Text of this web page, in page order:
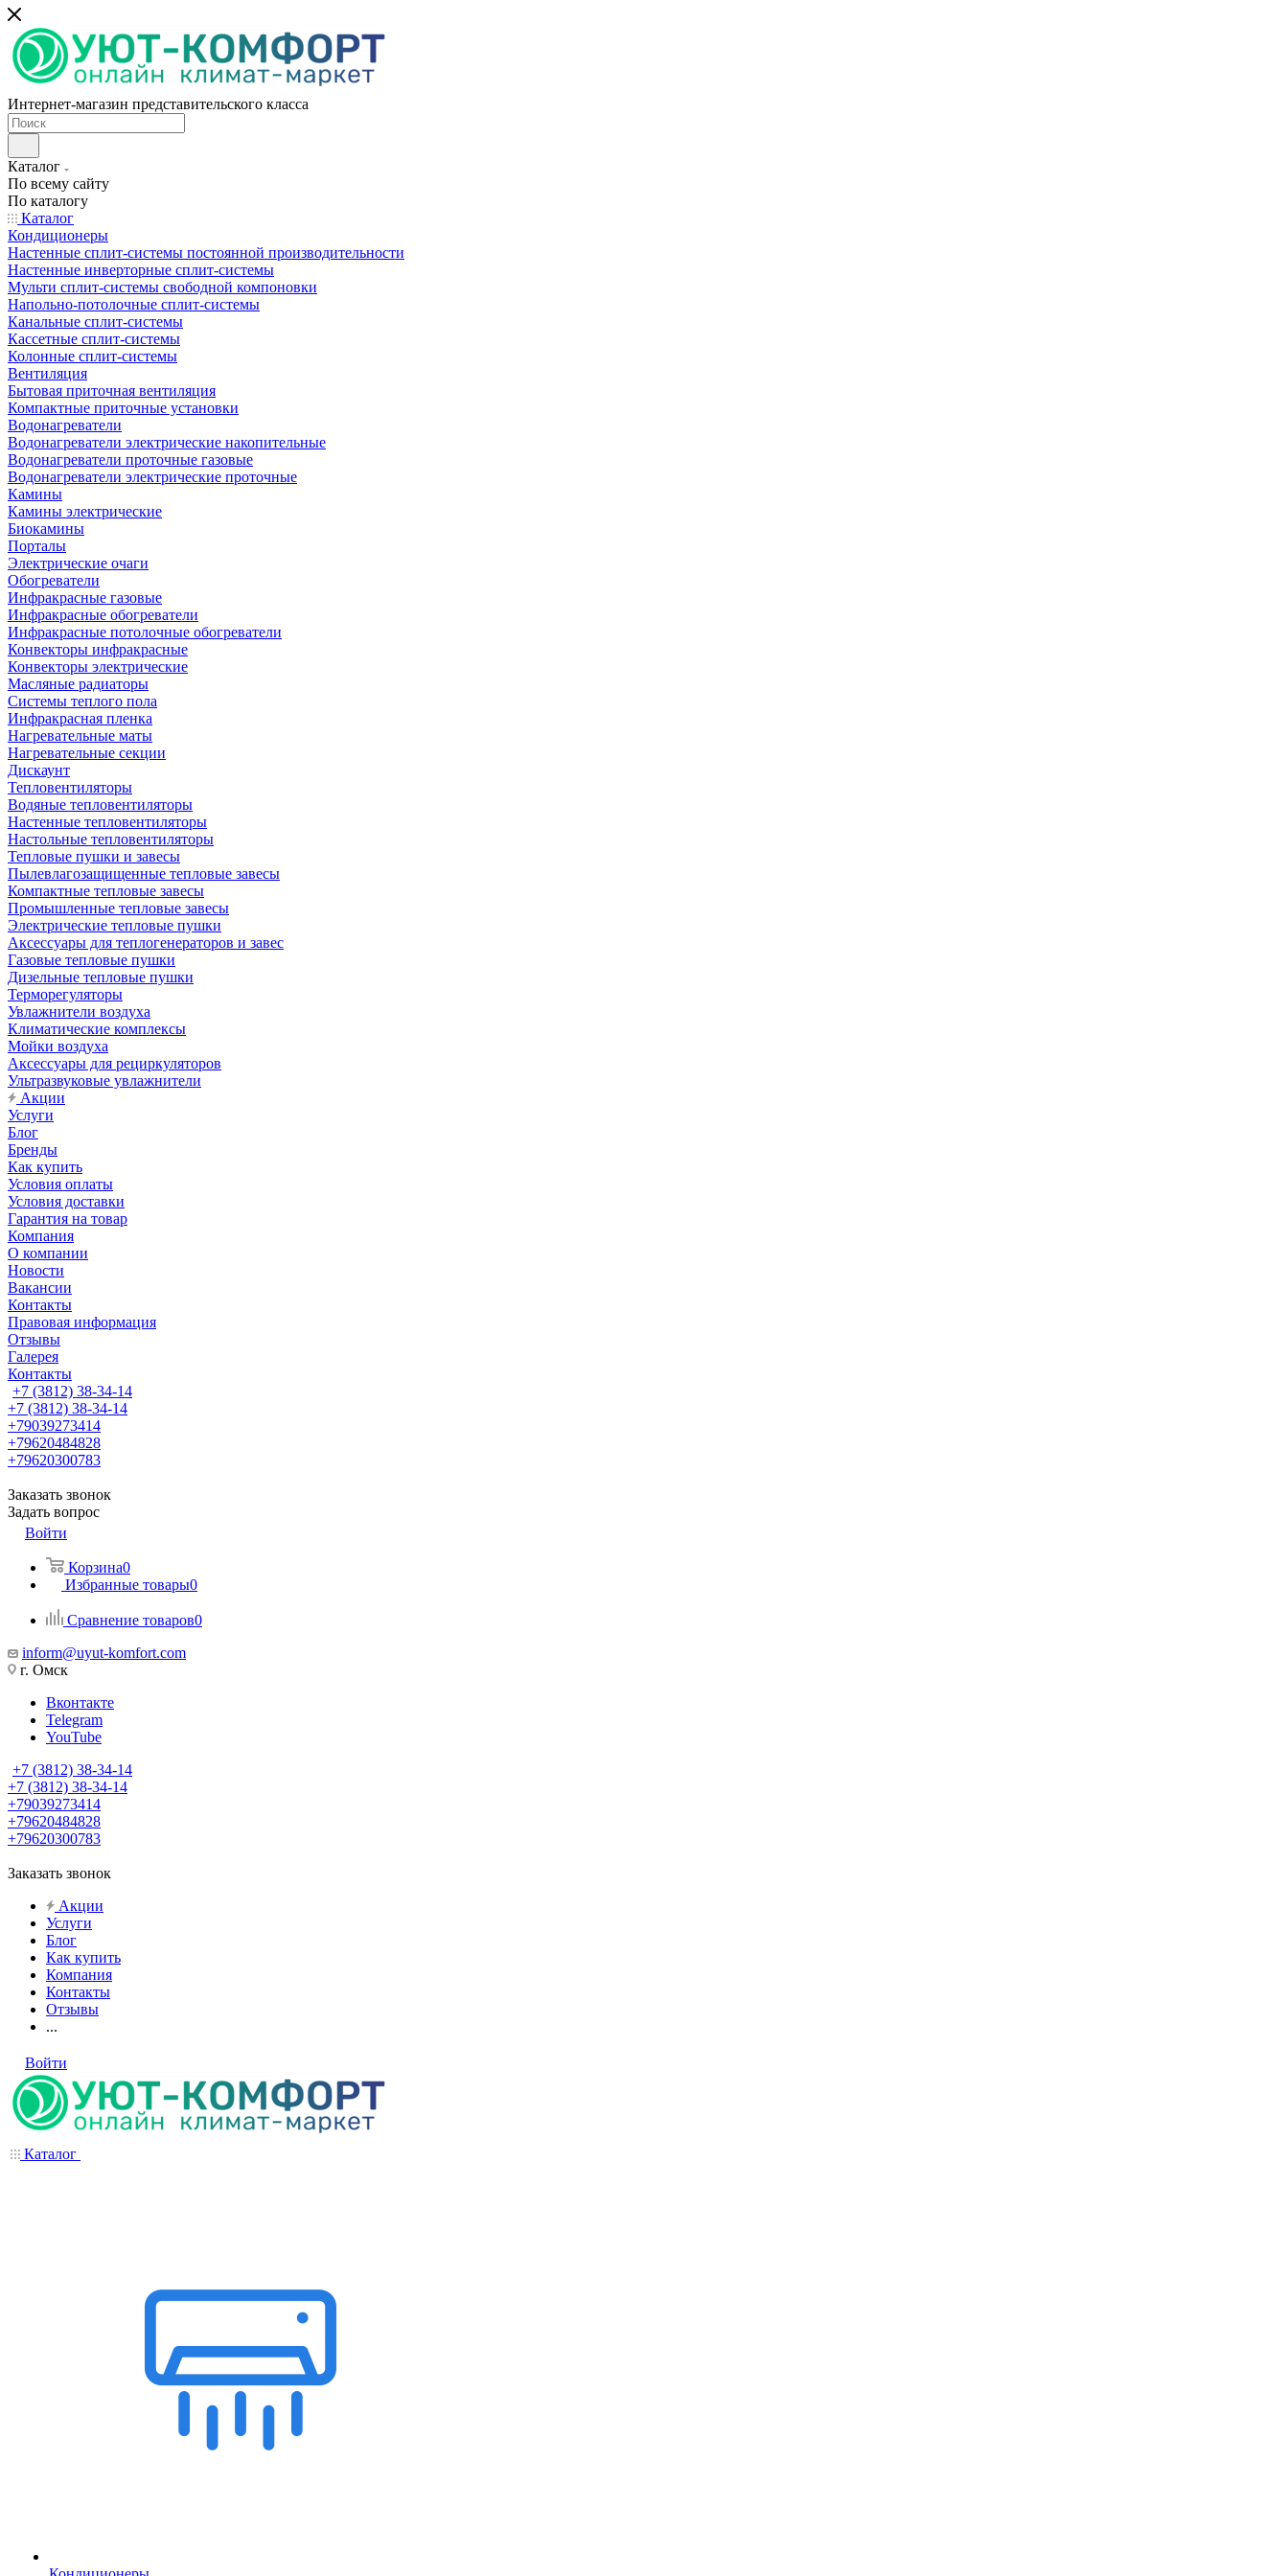
Интернет-магазин представительского класса
Каталог
По всему сайту
По каталогу
Каталог
Кондиционеры
Настенные сплит-системы постоянной производительности
Настенные инверторные сплит-системы
Мульти сплит-системы свободной компоновки
Напольно-потолочные сплит-системы
Канальные сплит-системы
Кассетные сплит-системы
Колонные сплит-системы
Вентиляция
Бытовая приточная вентиляция
Компактные приточные установки
Водонагреватели
Водонагреватели электрические накопительные
Водонагреватели проточные газовые
Водонагреватели электрические проточные
Камины
Камины электрические
Биокамины
Порталы
Электрические очаги
Обогреватели
Инфракрасные газовые
Инфракрасные обогреватели
Инфракрасные потолочные обогреватели
Конвекторы инфракрасные
Конвекторы электрические
Масляные радиаторы
Системы теплого пола
Инфракрасная пленка
Нагревательные маты
Нагревательные секции
Дискаунт
Тепловентиляторы
Водяные тепловентиляторы
Настенные тепловентиляторы
Настольные тепловентиляторы
Тепловые пушки и завесы
Пылевлагозащищенные тепловые завесы
Компактные тепловые завесы
Промышленные тепловые завесы
Электрические тепловые пушки
Аксессуары для теплогенераторов и завес
Газовые тепловые пушки
Дизельные тепловые пушки
Терморегуляторы
Увлажнители воздуха
Климатические комплексы
Мойки воздуха
Аксессуары для рециркуляторов
Ультразвуковые увлажнители
Акции
Услуги
Блог
Бренды
Как купить
Условия оплаты
Условия доставки
Гарантия на товар
Компания
О компании
Новости
Вакансии
Контакты
Правовая информация
Отзывы
Галерея
Контакты
+7 (3812) 38-34-14
+7 (3812) 38-34-14
+79039273414
+79620484828
+79620300783
Заказать звонок
Задать вопрос
Войти
Корзина0
Избранные товары0
Сравнение товаров0
inform@uyut-komfort.com
г. Омск
Вконтакте
Telegram
YouTube
+7 (3812) 38-34-14
+7 (3812) 38-34-14
+79039273414
+79620484828
+79620300783
Заказать звонок
Акции
Услуги
Блог
Как купить
Компания
Контакты
Отзывы
...
Войти
Каталог